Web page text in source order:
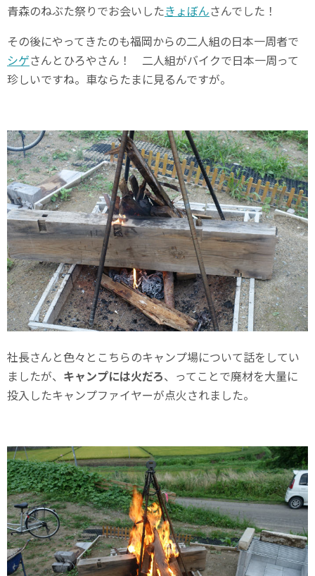
青森のねぶた祭りでお会いしたきょぼんさんでした！
その後にやってきたのも福岡からの二人組の日本一周者で
シゲさんとひろやさん！ 二人組がバイクで日本一周って
珍しいですね。車ならたまに見るんですが。
社長さんと色々とこちらのキャンプ場について話をしてい
ましたが、 キャンプには火だろ、ってことで廃材を大量に
投入したキャンプファイヤーが点火されました。